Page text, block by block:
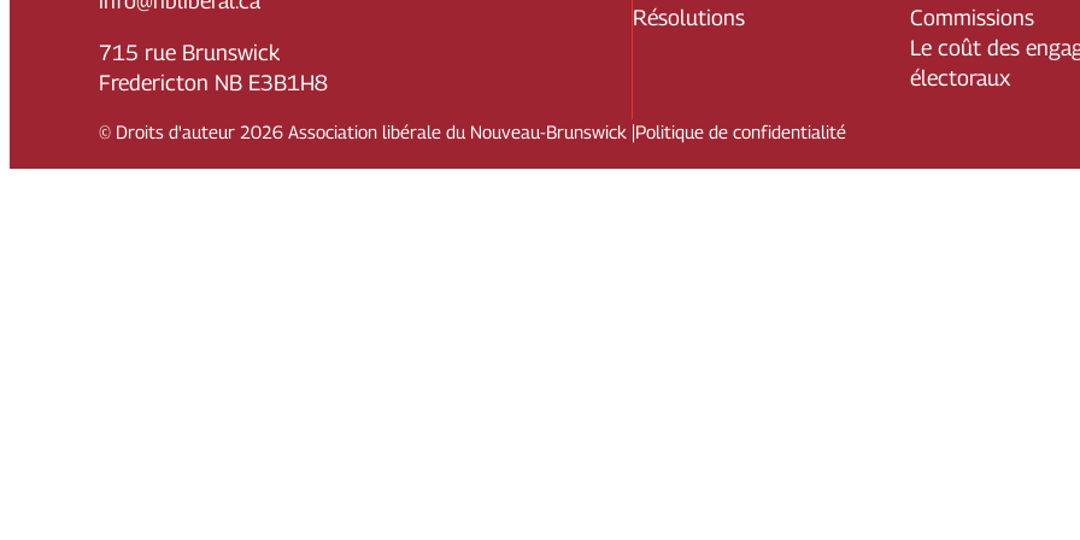
715 rue Brunswick
Fredericton NB E3B1H8
Résolutions
Commissions
Le coût des
électoraux
© Droits d'auteur 2026 Association libérale du Nouveau-Brunswick |Politique de confidentialité